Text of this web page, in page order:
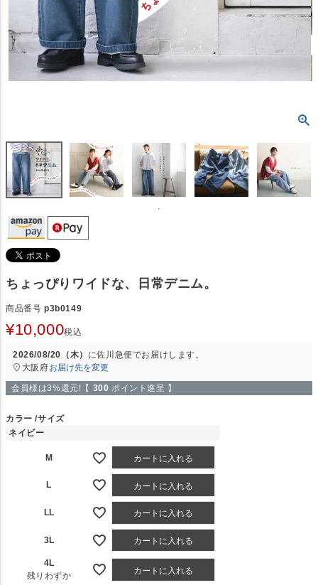
ちょっぴりワイドな、日常デニム。
商品番号 p3b0149
¥10,000税込
2026/08/20（木） に佐川急便でお届けします。
大阪府お届け先を変更
会員様は3%還元!【 300 ポイント進呈 】
カラー サイズ
ネイビー
M カートに入れる
L カートに入れる
LL カートに入れる
3L カートに入れる
4L
残りわずか
カートに入れる